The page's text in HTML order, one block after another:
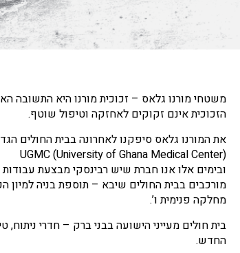
משטחי מורנו גלאס – זכוכית מורנו היא התשובה
הזכוכית אינם זקוקים לאחזקה וטיפול שוטף.
את המורנו גלאס סיפקנו לאחרונה בבית החולים
(UGMC (University of Ghana Medical Center
ובימים אלו אנו חברת שיש רבינסקי מבצעת עבודות
מורכבים בבית החולים שיבא – תוספת בניה למיון
מחלקה פנימית ו’.
בית חולים מעייני הישועה בבני ברק – חדרי
החדש.